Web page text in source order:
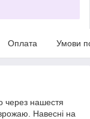
Оплата Умови
через нашестя
Навесні на